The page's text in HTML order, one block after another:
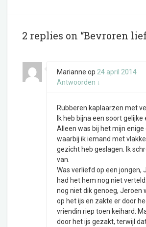
2 replies on “Bevroren
Marianne op 24 april 2014
Antwoorden ↓
Rubberen kaplaarzen met
Ik heb bijna een soort gelijke
Alleen was bij het mijn enige
waarbij ik iemand met
gezicht heb geslagen. Ik
van.
Was verliefd op een jongen,
had het hem nog niet
nog niet dik genoeg, Jeroen
op het ijs en zakte er door
vriendin riep toen keihard:
door het ijs gezakt, terwijl